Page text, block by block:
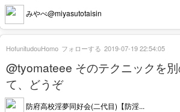
みやべ@miyasutotaisin
@tyomateee そのテクニックを
て、どうぞ
防府高校淫夢同好会(二代目)【防淫...
HofunitudouHomo フォローする 2019-07-19 22:54:05